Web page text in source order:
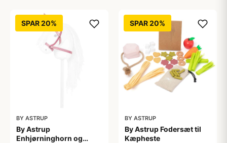
SPAR 20%
BY ASTRUP
By Astrup
Enhjørninghorn og
SPAR 20%
BY ASTRUP
By Astrup Fodersæt til
Kæpheste